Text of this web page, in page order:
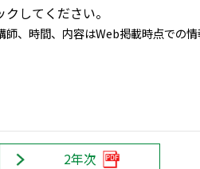
してください。
師、時間、内容はWeb掲載時点での
2年次